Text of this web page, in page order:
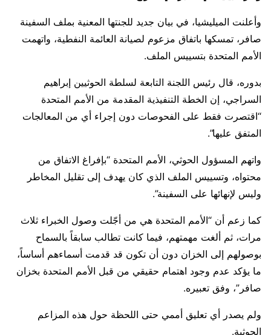
وأعلنت الميليشيا، في بيان جديد للجنتها المعنية بملف السفينة
صافر، تمسكها باتفاق مزعوم لصيانة العائمة النفطية، واتهمت
الأمم المتحدة بتسييس الملف.
بدوره، قال رئيس اللجنة التابعة لسلطة الحوثيين إبراهيم
السراجي، إن الخطة التنفيذية المقدمة من الأمم المتحدة
“اقتصرت فقط على الفحوصات دون إجراء أي من المعالجات
المتفق عليها”.
واتهم المسؤول الحوثي، الأمم المتحدة “بإفراغ الاتفاق من
محتواه، وتسييس الملف الذي كان يهدف إلى تقليل المخاطر
وليس لإنهائها على السفينة”.
كما زعم أن “الأمم المتحدة هي من أجّلت وصول الخبراء ثلاث
مرات، ثم ألغت مهمتهم، فيما كانت تطالب سابقاً بالسماح
بوصولهم إلى الخزان دون أن تكون قد قدمت أسماءهم أساساً،
ما يؤكد عدم وجود اهتمام حقيقي من قبل الأمم المتحدة بخزان
صافر”، وفق تعبيره.
ولم يصدر أي تعليق أممي حتى اللحظة حول هذه المزاعم
الحوثية.